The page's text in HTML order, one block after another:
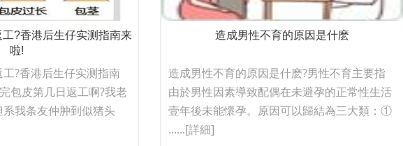
?香港后生仔实测指南来
啦!
?香港后生仔实测指南
包皮第几日返工啊?我老
我条友仲肿到似猪头
造成男性不育的原因是什麽
造成男性不育的原因是什麽?男性不育主要指
由於男性因素導致配偶在未避孕的正常性生活
壹年後未能懷孕。原因可以歸結為三大類：①
......[詳細]